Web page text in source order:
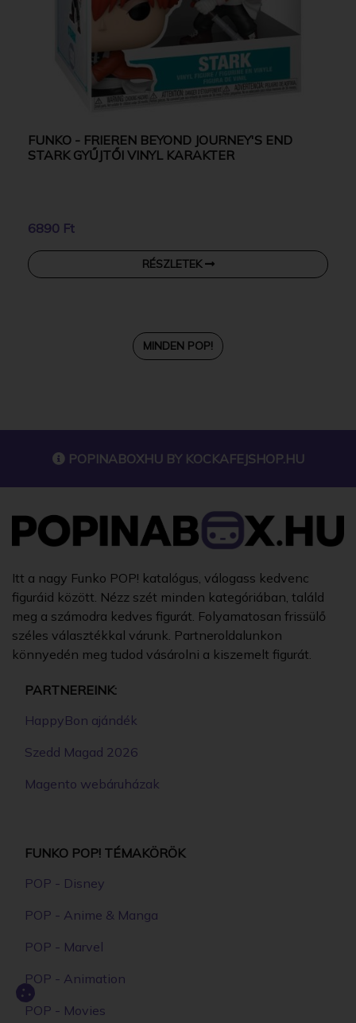
FUNKO - FRIEREN BEYOND JOURNEY'S END
STARK GYŰJTŐI VINYL KARAKTER
6890 Ft
RÉSZLETEK
MINDEN POP!
POPINABOXHU BY KOCKAFEJSHOP.HU
Itt a nagy Funko POP! katalógus, válogass kedvenc
figuráid között. Nézz szét minden kategóriában, találd
meg a számodra kedves figurát. Folyamatosan frissülő
széles választékkal várunk. Partneroldalunkon
könnyedén meg tudod vásárolni a kiszemelt figurát.
PARTNEREINK:
HappyBon ajándék
Szedd Magad 2026
Magento webáruházak
FUNKO POP! TÉMAKÖRÖK
POP - Disney
POP - Anime & Manga
POP - Marvel
POP - Animation
POP - Movies